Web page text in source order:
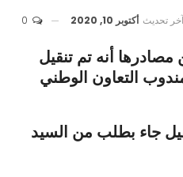
آخر تحديث أكتوبر 10, 2020
أنه تم تنقيل
التعاون الوطني
جاء بطلب من السيد